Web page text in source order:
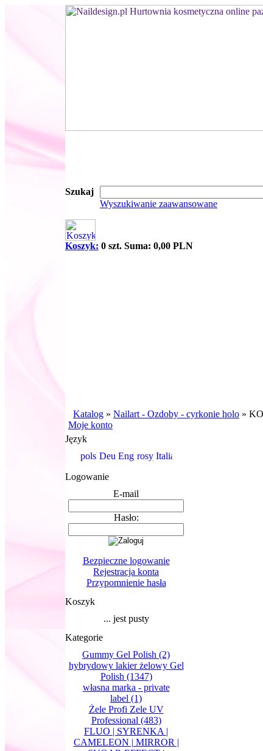
Szukaj
Wyszukiwanie zaawansowane
Koszyk: 0 szt. Suma: 0,00 PLN
Katalog » Nailart - Ozdoby - cyrkonie holo »
Moje konto
Język
Logowanie
E-mail
Hasło:
Bezpieczne logowanie
Rejestracja konta
Przypomnienie hasła
Koszyk
... jest pusty
Kategorie
Gummy Gel Polish (2)
hybrydowy lakier żelowy Gel
Polish (1347)
własna marka - private
label (1)
Żele Profi Zele UV
Professional (483)
FLUO | SYRENKA |
CAMELEON | MIRROR |